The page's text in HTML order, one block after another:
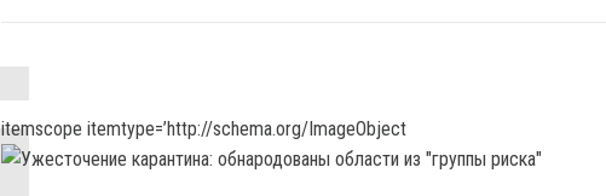
itemscope itemtype=’http://schema.org/ImageObject